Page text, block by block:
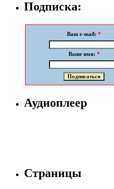
Подписка:
Ваш e-mail: *
Ваше имя: *
Аудиоплеер
Страницы